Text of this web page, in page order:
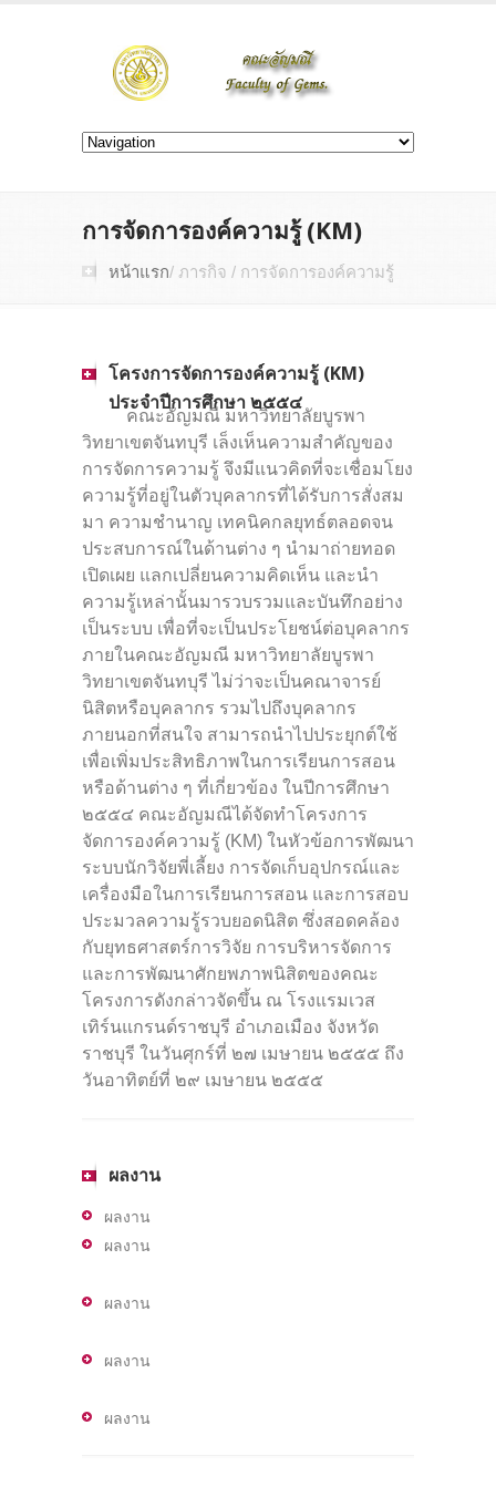
การจัดการองค์ความรู้ (KM)
หน้าแรก/ ภารกิจ / การจัดการองค์ความรู้
โครงการจัดการองค์ความรู้ (KM)
ประจำปีการศึกษา ๒๕๕๔
คณะอัญมณี มหาวิทยาลัยบูรพา
วิทยาเขตจันทบุรี เล็งเห็นความสำคัญของ
การจัดการความรู้ จึงมีแนวคิดที่จะเชื่อมโยง
ความรู้ที่อยู่ในตัวบุคลากรที่ได้รับการสั่งสม
มา ความชำนาญ เทคนิคกลยุทธ์ตลอดจน
ประสบการณ์ในด้านต่าง ๆ นำมาถ่ายทอด
เปิดเผย แลกเปลี่ยนความคิดเห็น และนำ
ความรู้เหล่านั้นมารวบรวมและบันทึกอย่าง
เป็นระบบ เพื่อที่จะเป็นประโยชน์ต่อบุคลากร
ภายในคณะอัญมณี มหาวิทยาลัยบูรพา
วิทยาเขตจันทบุรี ไม่ว่าจะเป็นคณาจารย์
นิสิตหรือบุคลากร รวมไปถึงบุคลากร
ภายนอกที่สนใจ สามารถนำไปประยุกต์ใช้
เพื่อเพิ่มประสิทธิภาพในการเรียนการสอน
หรือด้านต่าง ๆ ที่เกี่ยวข้อง ในปีการศึกษา
๒๕๕๔ คณะอัญมณีได้จัดทำโครงการ
จัดการองค์ความรู้ (KM) ในหัวข้อการพัฒนา
ระบบนักวิจัยพี่เลี้ยง การจัดเก็บอุปกรณ์และ
เครื่องมือในการเรียนการสอน และการสอบ
ประมวลความรู้รวบยอดนิสิต ซึ่งสอดคล้อง
กับยุทธศาสตร์การวิจัย การบริหารจัดการ
และการพัฒนาศักยพภาพนิสิตของคณะ
โครงการดังกล่าวจัดขึ้น ณ โรงแรมเวส
เทิร์นแกรนด์ราชบุรี อำเภอเมือง จังหวัด
ราชบุรี ในวันศุกร์ที่ ๒๗ เมษายน ๒๕๕๕ ถึง
วันอาทิตย์ที่ ๒๙ เมษายน ๒๕๕๕
ผลงาน
ผลงาน
ผลงาน
ผลงาน
ผลงาน
ผลงาน